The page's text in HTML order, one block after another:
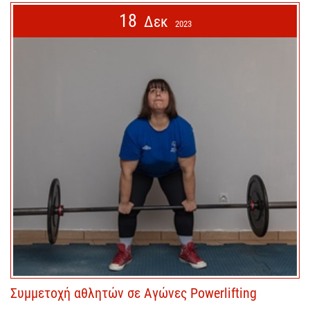
18 Δεκ 2023
Συμμετοχή αθλητών σε Αγώνες Powerlifting